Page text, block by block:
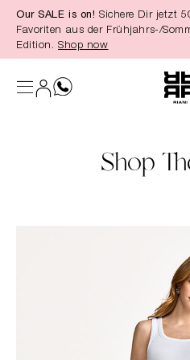
springen
Our SALE is on! Sichere Dir jetzt
Favoriten aus der Frühjahrs-/
Edition. Shop now
Shop